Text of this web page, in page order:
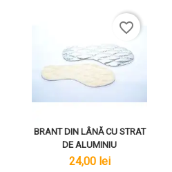
BRANT DIN LÂNĂ CU STRAT
DE ALUMINIU
lei
24,00 lei
favorite_border